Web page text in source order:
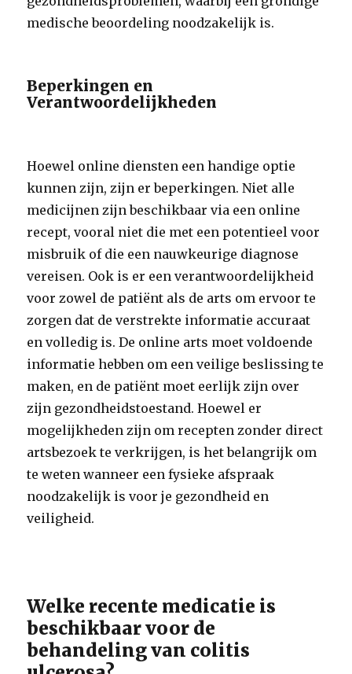
medische beoordeling noodzakelijk is.
Beperkingen en
Verantwoordelijkheden
Hoewel online diensten een handige optie
kunnen zijn, zijn er beperkingen. Niet alle
medicijnen zijn beschikbaar via een online
recept, vooral niet die met een potentieel voor
misbruik of die een nauwkeurige diagnose
vereisen. Ook is er een verantwoordelijkheid
voor zowel de patiënt als de arts om ervoor te
zorgen dat de verstrekte informatie accuraat
en volledig is. De online arts moet voldoende
informatie hebben om een veilige beslissing te
maken, en de patiënt moet eerlijk zijn over
zijn gezondheidstoestand. Hoewel er
mogelijkheden zijn om recepten zonder direct
artsbezoek te verkrijgen, is het belangrijk om
te weten wanneer een fysieke afspraak
noodzakelijk is voor je gezondheid en
veiligheid.
Welke recente medicatie is
beschikbaar voor de
behandeling van colitis